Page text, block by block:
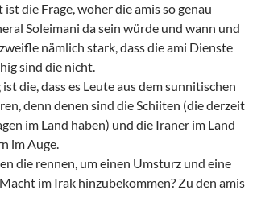
die Frage, woher die amis so genau
Soleimani da sein würde und wann und
nämlich stark, dass die ami Dienste
sind die nicht.
die, dass es Leute aus dem sunnitischen
denn denen sind die Schiiten (die derzeit
im Land haben) und die Iraner im Land
im Auge.
die rennen, um einen Umsturz und eine
im Irak hinzubekommen? Zu den amis